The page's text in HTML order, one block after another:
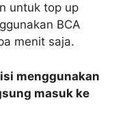
untuk top up
BCA
menit saja.
menggunakan
masuk ke